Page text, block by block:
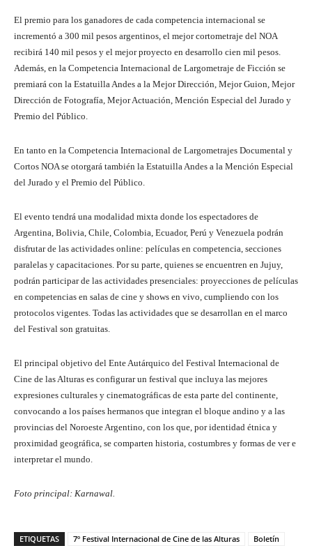
El premio para los ganadores de cada competencia internacional se
incrementó a 300 mil pesos argentinos, el mejor cortometraje del NOA
recibirá 140 mil pesos y el mejor proyecto en desarrollo cien mil pesos.
Además, en la Competencia Internacional de Largometraje de Ficción se
premiará con la Estatuilla Andes a la Mejor Dirección, Mejor Guion, Mejor
Dirección de Fotografía, Mejor Actuación, Mención Especial del Jurado y
Premio del Público.
En tanto en la Competencia Internacional de Largometrajes Documental y
Cortos NOA se otorgará también la Estatuilla Andes a la Mención Especial
del Jurado y el Premio del Público.
El evento tendrá una modalidad mixta donde los espectadores de
Argentina, Bolivia, Chile, Colombia, Ecuador, Perú y Venezuela podrán
disfrutar de las actividades online: películas en competencia, secciones
paralelas y capacitaciones. Por su parte, quienes se encuentren en Jujuy,
podrán participar de las actividades presenciales: proyecciones de películas
en competencias en salas de cine y shows en vivo, cumpliendo con los
protocolos vigentes. Todas las actividades que se desarrollan en el marco
del Festival son gratuitas.
El principal objetivo del Ente Autárquico del Festival Internacional de
Cine de las Alturas es configurar un festival que incluya las mejores
expresiones culturales y cinematográficas de esta parte del continente,
convocando a los países hermanos que integran el bloque andino y a las
provincias del Noroeste Argentino, con los que, por identidad étnica y
proximidad geográfica, se comparten historia, costumbres y formas de ver e
interpretar el mundo.
Foto principal: Karnawal.
ETIQUETAS 7º Festival Internacional de Cine de las Alturas
Boletín